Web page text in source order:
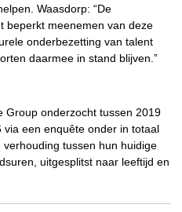
Waasdorp: “De
beperkt meenemen van deze
onderbezetting van talent
daarmee in stand blijven.”
Group onderzocht tussen 2019
een enquête onder in totaal
tussen hun huidige
uitgesplitst naar leeftijd en